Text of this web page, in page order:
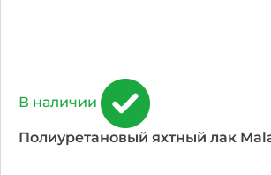
В наличии
Полиуретановый яхтный лак